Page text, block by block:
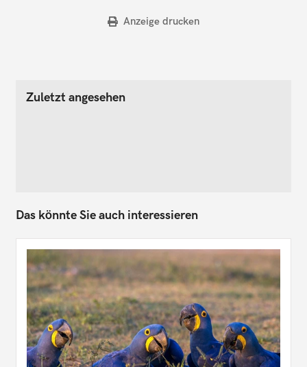
Anzeige drucken
Zuletzt angesehen
Das könnte Sie auch interessieren